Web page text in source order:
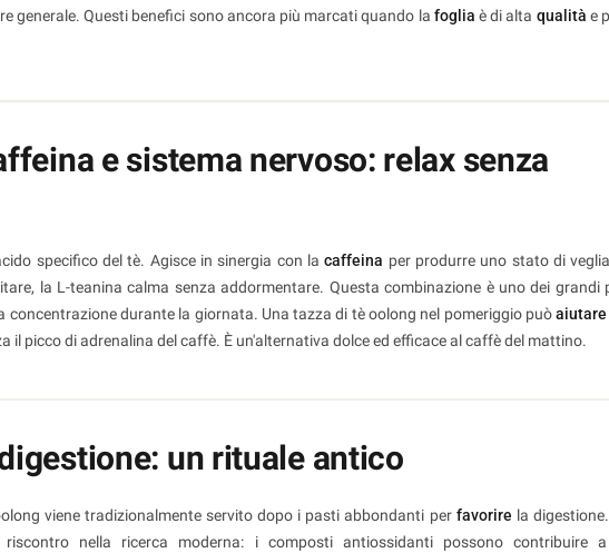
generale. Questi benefici sono ancora più marcati quando la foglia è di alta qualità e
e sistema nervoso: relax senza
specifico del tè. Agisce in sinergia con lacaffeina per produrre uno stato di
la L-teanina calma senza addormentare. Questa combinazione è uno dei grandi
concentrazione durante la giornata. Una tazza di tè oolong nel pomeriggio puòaiutare
il picco di adrenalina del caffè. È un'alternativa dolce ed efficace al caffè del mattino.
un rituale antico
viene tradizionalmente servito dopo i pasti abbondanti per favorire la
riscontro nella ricerca moderna: i composti antiossidanti possono contribuire